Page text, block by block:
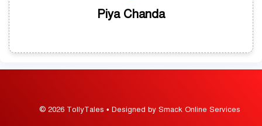
Piya Chanda
© 2026 TollyTales • Designed by Smack Online Services